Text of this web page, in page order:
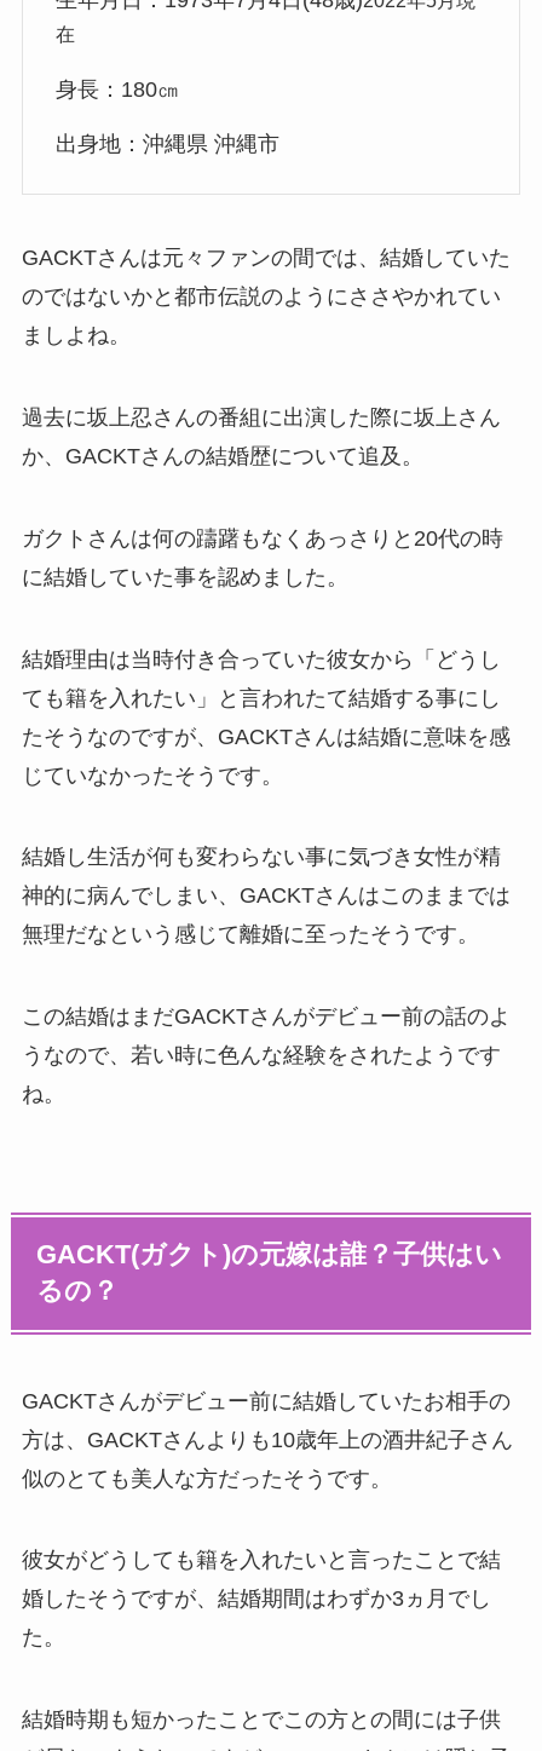
在
身長：180㎝
出身地：沖縄県 沖縄市
GACKTさんは元々ファンの間では、結婚していた
のではないかと都市伝説のようにささやかれてい
ましよね。
過去に坂上忍さんの番組に出演した際に坂上さん
か、GACKTさんの結婚歴について追及。
ガクトさんは何の躊躇もなくあっさりと20代の時
に結婚していた事を認めました。
結婚理由は当時付き合っていた彼女から「どうし
ても籍を入れたい」と言われたて結婚する事にし
たそうなのですが、GACKTさんは結婚に意味を感
じていなかったそうです。
結婚し生活が何も変わらない事に気づき女性が精
神的に病んでしまい、GACKTさんはこのままでは
無理だなという感じて離婚に至ったそうです。
この結婚はまだGACKTさんがデビュー前の話のよ
うなので、若い時に色んな経験をされたようです
ね。
GACKT(ガクト)の元嫁は誰？子供はい
るの？
GACKTさんがデビュー前に結婚していたお相手の
方は、GACKTさんよりも10歳年上の酒井紀子さん
似のとても美人な方だったそうです。
彼女がどうしても籍を入れたいと言ったことで結
婚したそうですが、結婚期間はわずか3ヵ月でし
た。
結婚時期も短かったことでこの方との間には子供